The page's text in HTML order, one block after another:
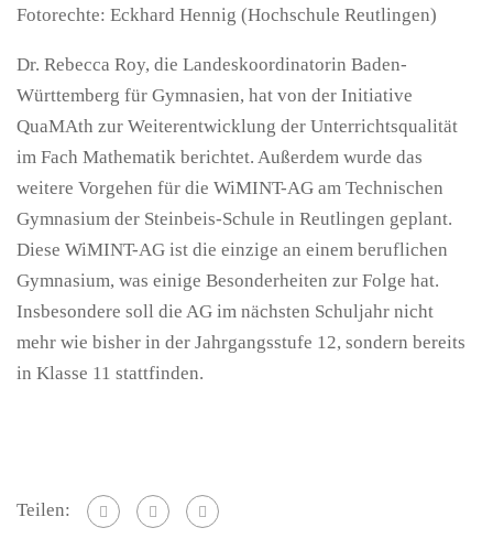
Fotorechte: Eckhard Hennig (Hochschule Reutlingen)
Dr. Rebecca Roy, die Landeskoordinatorin Baden-
Württemberg für Gymnasien, hat von der Initiative
QuaMAth zur Weiterentwicklung der Unterrichtsqualität
im Fach Mathematik berichtet. Außerdem wurde das
weitere Vorgehen für die WiMINT-AG am Technischen
Gymnasium der Steinbeis-Schule in Reutlingen geplant.
Diese WiMINT-AG ist die einzige an einem beruflichen
Gymnasium, was einige Besonderheiten zur Folge hat.
Insbesondere soll die AG im nächsten Schuljahr nicht
mehr wie bisher in der Jahrgangsstufe 12, sondern bereits
in Klasse 11 stattfinden.
Teilen: